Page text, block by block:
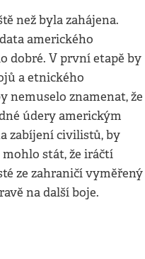
než byla zahájena.
amerického
dobré. V první etapě by
a etnického
nemuselo znamenat, že
údery americkým
zabíjení civilistů, by
stát, že iráčtí
ze zahraničí vyměřený
na další boje.